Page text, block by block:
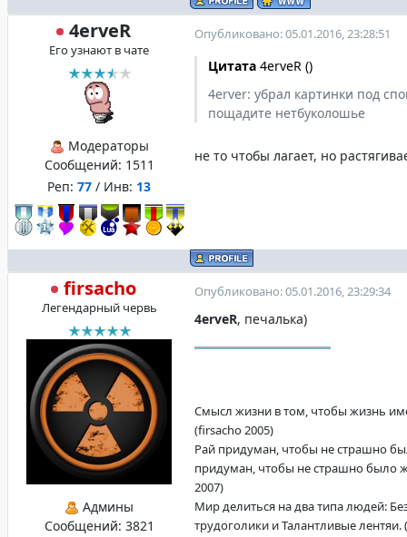
4erveR
Его узнают в чате
Модераторы
Сообщений: 1511
Реп: 77 / Инв: 13
Опубликовано: 05.01.2016, 23:28:51
Цитата 4erveR ()
4erver: убрал картинки под
пощадите нетбуколошье
не то чтобы лагает, но
firsacho
Легендарный червь
Админы
Сообщений: 3821
Опубликовано: 05.01.2016, 23:29:34
4erveR, печалька)
Смысл жизни в том, чтобы жизнь
(firsacho 2005)
Рай придуман, чтобы не страшно
придуман, чтобы не страшно было
2007)
Мир делиться на два типа людей:
трудоголики и Талантливые лентяи.